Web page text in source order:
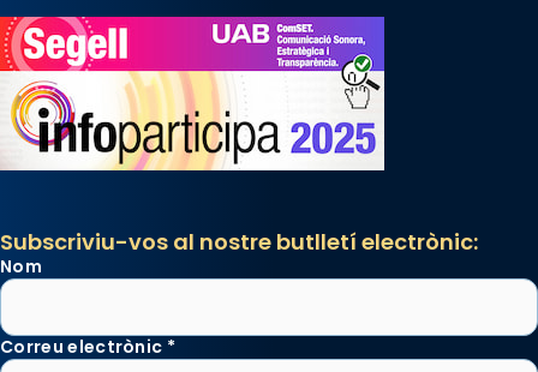
Subscriviu-vos al nostre butlletí electrònic:
Nom
Correu electrònic *